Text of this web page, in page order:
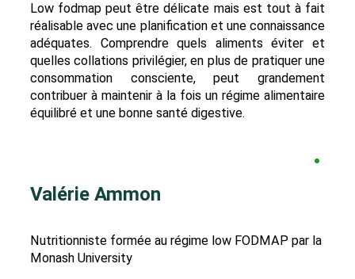
Low fodmap peut être délicate mais est tout à fait
réalisable avec une planification et une connaissance
adéquates. Comprendre quels aliments éviter et
quelles collations privilégier, en plus de pratiquer une
consommation consciente, peut grandement
contribuer à maintenir à la fois un régime alimentaire
équilibré et une bonne santé digestive.
Valérie Ammon
Nutritionniste formée au régime low FODMAP par la
Monash University